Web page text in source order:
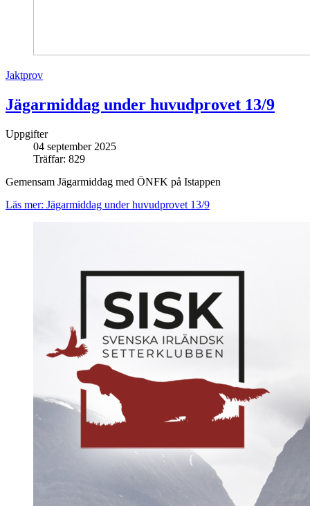
Jaktprov
Jägarmiddag under huvudprovet 13/9
Uppgifter
04 september 2025
Träffar: 829
Gemensam Jägarmiddag med ÖNFK på Istappen
Läs mer: Jägarmiddag under huvudprovet 13/9